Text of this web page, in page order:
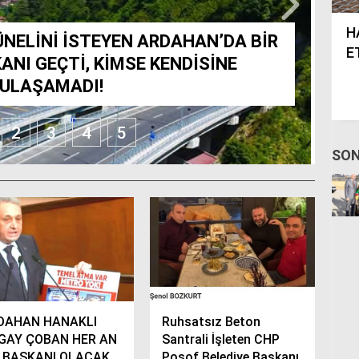
İSTEYEN ARDAHAN’DA BİR
GEÇTİ, KİMSE KENDİSİNE
ULAŞAMADI!
2 3 4 5
HANAKLI
ÇOBAN HER AN
Ruhsatsız Beton
Santrali İşleten CHP
PARTİ İL
HANAK VE ÇILDIR’DA AŞURE
ETKİNLİĞİ..